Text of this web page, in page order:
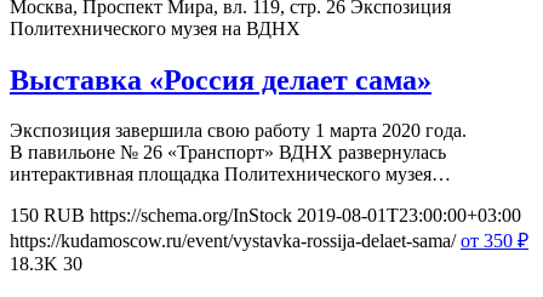
Москва, Проспект Мира, вл. 119, стр. 26 Экспозиция
Политехнического музея на ВДНХ
Выставка «Россия делает сама»
Экспозиция завершила свою работу 1 марта 2020 года.
В павильоне № 26 «Транспорт» ВДНХ развернулась
интерактивная площадка Политехнического музея…
150 RUB https://schema.org/InStock 2019-08-01T23:00:00+03:00
https://kudamoscow.ru/event/vystavka-rossija-delaet-sama/ от 350 ₽
18.3K 30